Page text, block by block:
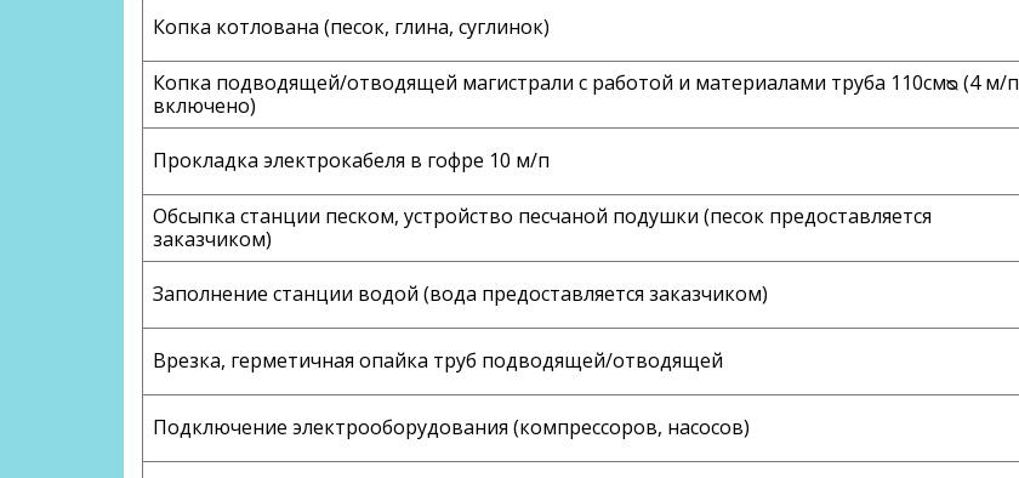
Копка котлована (песок, глина, суглинок)
Копка подводящей/отводящей магистрали с работой и материалами труба 110смᴓ (4 м/п
включено)
Прокладка электрокабеля в гофре 10 м/п
Обсыпка станции песком, устройство песчаной подушки (песок предоставляется
заказчиком)
Заполнение станции водой (вода предоставляется заказчиком)
Врезка, герметичная опайка труб подводящей/отводящей
Подключение электрооборудования (компрессоров, насосов)